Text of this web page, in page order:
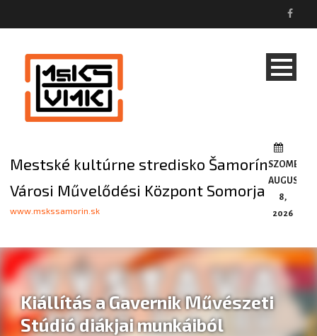
Mestské kultúrne stredisko Šamorín
Városi Művelődési Központ Somorja
www.mskssamorin.sk
SZOMBAT,
8,
2026
Kiállítás a Gavernik Művészeti
Stúdió diákjai munkáiból